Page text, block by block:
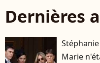
Dernières
Marie